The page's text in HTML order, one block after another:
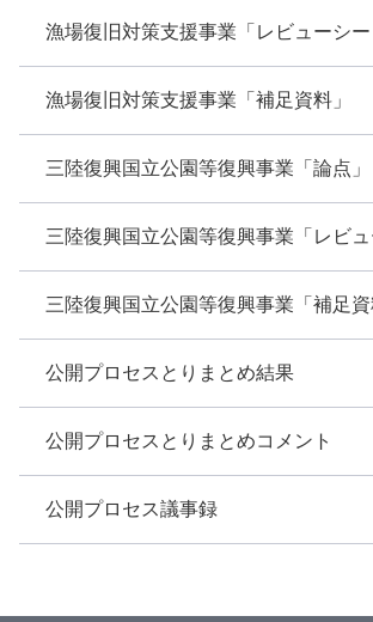
漁場復旧対策支援事業「レビューシー
漁場復旧対策支援事業「補足資料」
三陸復興国立公園等復興事業「論点」
三陸復興国立公園等復興事業「レビュ
三陸復興国立公園等復興事業「補足資
公開プロセスとりまとめ結果
公開プロセスとりまとめコメント
公開プロセス議事録